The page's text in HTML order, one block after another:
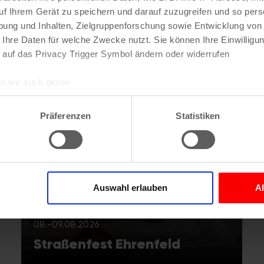
Ihrem Gerät zu speichern und darauf zuzugreifen und so
und Inhalten, Zielgruppenforschung sowie Entwicklung
Daten für welche Zwecke nutzt. Sie können Ihre
das Privacy Trigger Symbol ändern oder widerrufen
geografische Lage erfassen, welche bis auf einige Meter
Scannen nach bestimmten Merkmalen (Fingerprinting)
Ihre persönlichen Daten verarbeitet werden, und legen Sie
und Anzeigen zu personalisieren, Funktionen für soziale
zu analysieren. Außerdem geben wir Informationen zu
soziale Medien, Werbung und Analysen weiter. Unsere
Präferenzen Statistiken
Auswahl erlauben
08.-09.08.2026
Straßenfest Ehrenfeld